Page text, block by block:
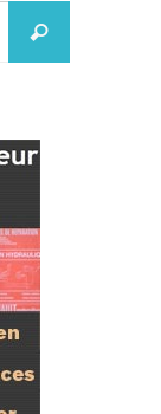
Recherche